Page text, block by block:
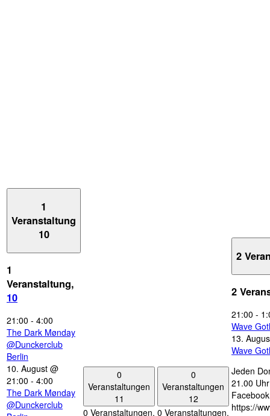
1
Veranstaltung
10
1
Veranstaltung,
10
21:00 - 4:00
The Dark Mønday
@Dunckerclub
Berlin
10. August @
21:00 - 4:00
The Dark Mønday
@Dunckerclub
0
Veranstaltungen
11
0 Veranstaltungen,
0
Veranstaltungen
12
0 Veranstaltungen,
2
2
21:00 -
Wave
13.
Wave
Jeden
21.00
https://